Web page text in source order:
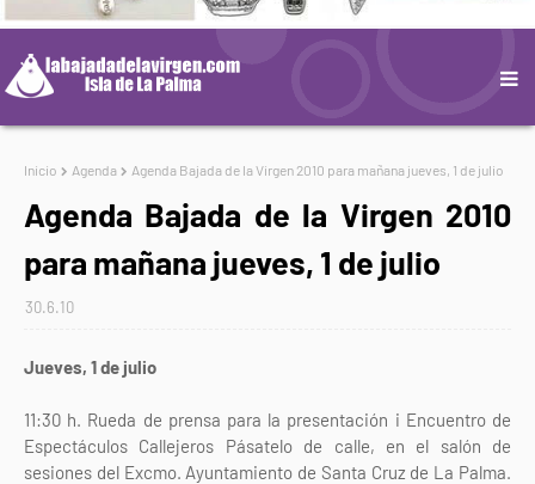
Inicio Agenda Agenda Bajada de la Virgen 2010 para mañana jueves, 1 de julio
Agenda Bajada de la Virgen 2010
para mañana jueves, 1 de julio
30.6.10
Jueves, 1 de julio
11:30 h. Rueda de prensa para la presentación i Encuentro de
Espectáculos Callejeros Pásatelo de calle, en el salón de
sesiones del Excmo. Ayuntamiento de Santa Cruz de La Palma.